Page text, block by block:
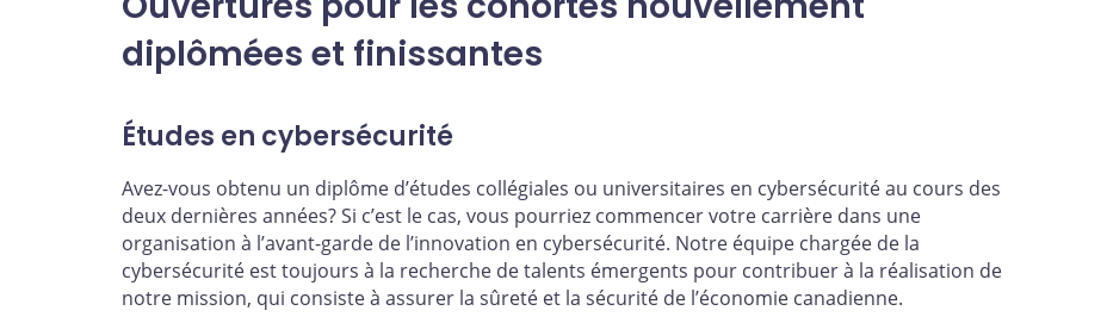
diplômées et finissantes
Études en cybersécurité
Avez-vous obtenu un diplôme d’études collégiales ou universitaires en cybersécurité au cours des
deux dernières années? Si c’est le cas, vous pourriez commencer votre carrière dans une
organisation à l’avant-garde de l’innovation en cybersécurité. Notre équipe chargée de la
cybersécurité est toujours à la recherche de talents émergents pour contribuer à la réalisation de
notre mission, qui consiste à assurer la sûreté et la sécurité de l’économie canadienne.